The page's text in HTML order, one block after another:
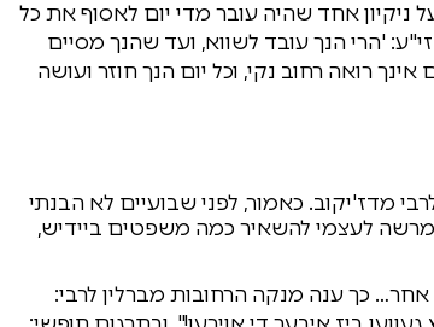
אחד שהיה עובר מדי יום לאסוף את כל
'הרי הנך עובד לשווא, ועד שהנך מסיים
רואה רחוב נקי, וכל יום הנך חוזר ועושה
מדז'יקוב. כאמור, לפני שבועיים לא הבנתי
לעצמי להשאיר כמה משפטים ביידיש,
אחר… כך ענה מנקה הרחובות מברלין לרבי: